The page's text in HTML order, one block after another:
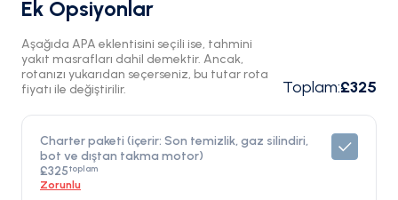
Ek Opsiyonlar
Aşağıda APA eklentisini seçili ise, tahmini
yakıt masrafları dahil demektir. Ancak,
rotanızı yukarıdan seçerseniz, bu tutar rota
fiyatı ile değiştirilir.
Toplam:£325
Charter paketi (içerir: Son temizlik, gaz silindiri,
bot ve dıştan takma motor)
£325toplam
Zorunlu